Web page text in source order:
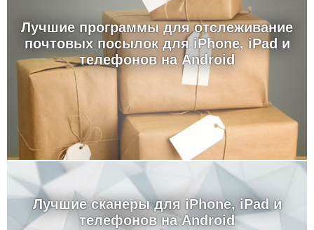
Лучшие программы для отслеживание
почтовых посылок для iPhone, iPad и
телефонов на Android
Лучшие сканеры для iPhone, iPad и
телефонов на Android